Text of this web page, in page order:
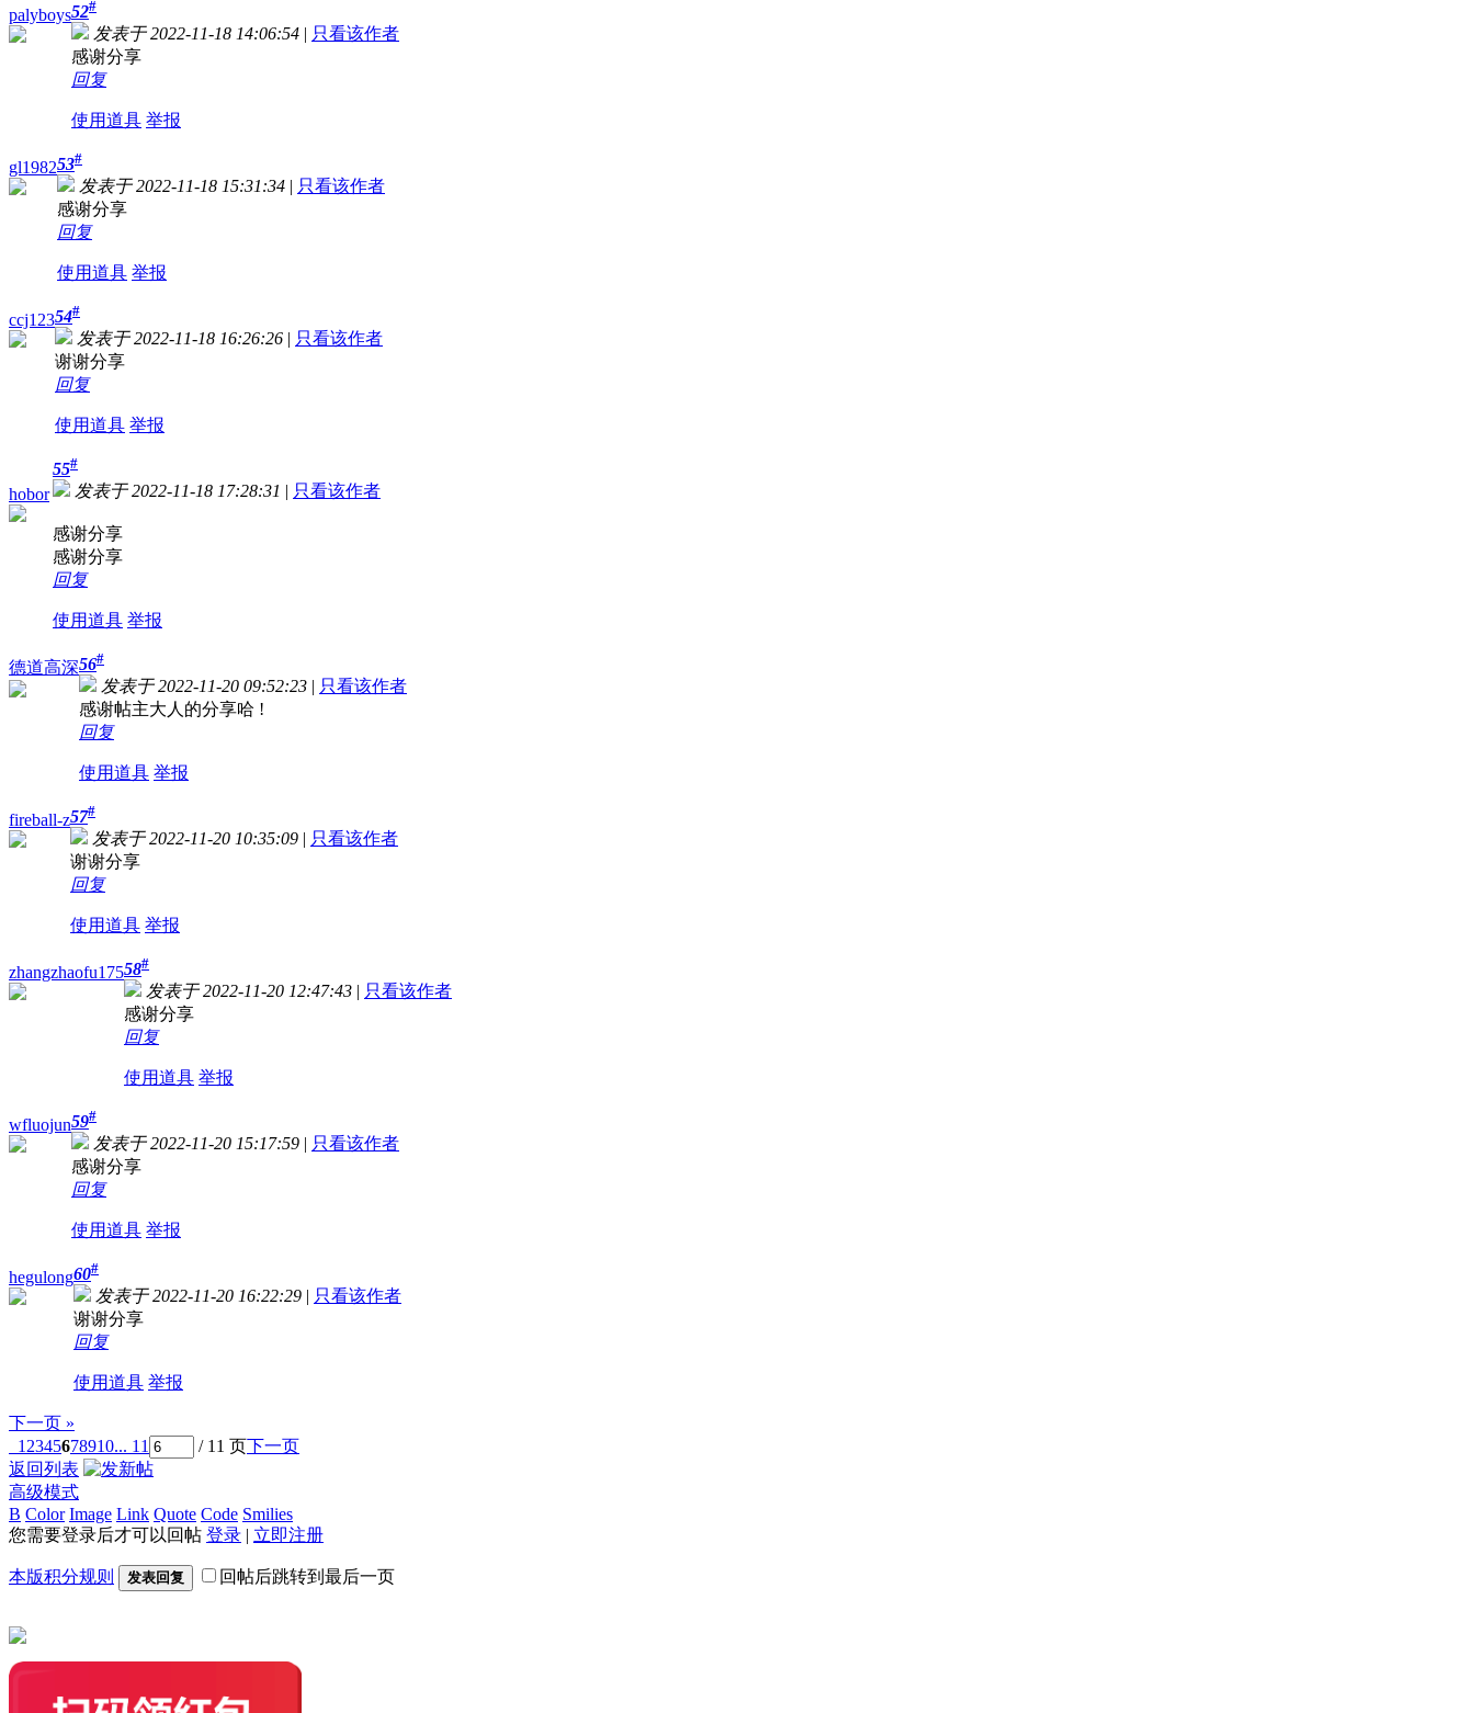
palyboys52#
发表于 2022-11-18 14:06:54 | 只看该作者
感谢分享
回复
使用道具 举报
gl198253#
发表于 2022-11-18 15:31:34 | 只看该作者
感谢分享
回复
使用道具 举报
ccj12354#
发表于 2022-11-18 16:26:26 | 只看该作者
谢谢分享
回复
使用道具 举报
hobor
55#
发表于 2022-11-18 17:28:31 | 只看该作者
感谢分享
感谢分享
回复
使用道具 举报
德道高深56#
发表于 2022-11-20 09:52:23 | 只看该作者
感谢帖主大人的分享哈 !
回复
使用道具 举报
fireball-z57#
发表于 2022-11-20 10:35:09 | 只看该作者
谢谢分享
回复
使用道具 举报
zhangzhaofu17558#
发表于 2022-11-20 12:47:43 | 只看该作者
感谢分享
回复
使用道具 举报
wfluojun59#
发表于 2022-11-20 15:17:59 | 只看该作者
感谢分享
回复
使用道具 举报
hegulong60#
发表于 2022-11-20 16:22:29 | 只看该作者
谢谢分享
回复
使用道具 举报
下一页 »
1 2345678910... 11 / 11 页下一页
返回列表
高级模式
B Color Image Link Quote Code Smilies
您需要登录后才可以回帖 登录 | 立即注册
本版积分规则 发表回复 回帖后跳转到最后一页